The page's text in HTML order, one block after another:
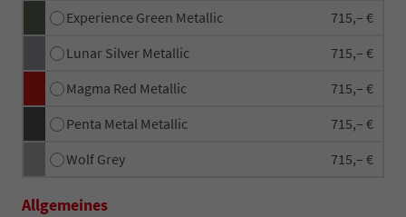
Experience Green Metallic
715,– €
Lunar Silver Metallic
715,– €
Magma Red Metallic
715,– €
Penta Metal Metallic
715,– €
Wolf Grey
715,– €
Allgemeines